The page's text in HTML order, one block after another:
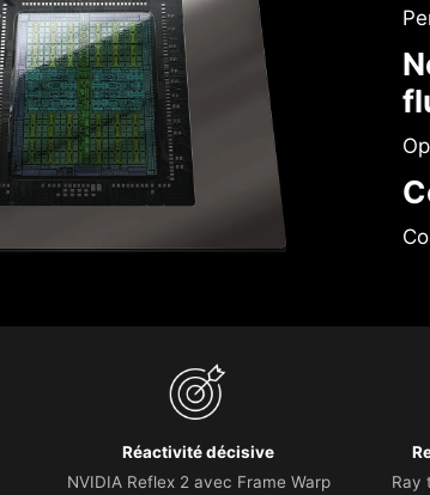
Réactivité décisive
NVIDIA Reflex 2 avec Frame Warp
Ray